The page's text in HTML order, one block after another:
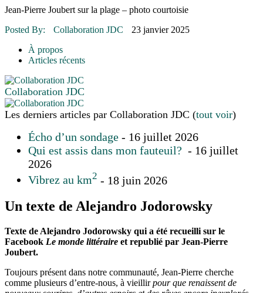
16 juillet 2026 | CULTURE
16 juillet 2026 | ENVIRONNEMENT
16 juillet 2026
Jean-Pierre Joubert sur la plage – photo courtoisie
Posted By:
Collaboration JDC
23 janvier 2025
À propos
Articles récents
Collaboration JDC
Les derniers articles par Collaboration JDC (tout voir)
Écho d’un sondage - 16 juillet 2026
Qui est assis dans mon fauteuil? - 16 juillet
2026
Vibrez au km2 - 18 juin 2026
Un texte de Alejandro Jodorowsky
Texte de Alejandro Jodorowsky qui a été recueilli sur le
Facebook Le monde littéraire et republié par Jean-Pierre
Joubert.
Toujours présent dans notre communauté, Jean-Pierre cherche
comme plusieurs d’entre-nous, à vieillirpour que renaissent de